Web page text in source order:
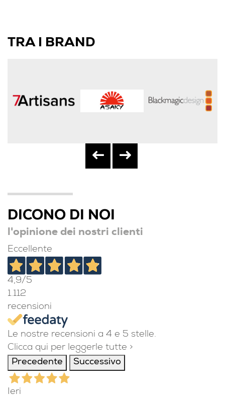
TRA I BRAND
DICONO DI NOI
l'opinione dei nostri clienti
Eccellente
4,9/5
1.112
recensioni
Le nostre recensioni a 4 e 5 stelle.
Clicca qui per leggerle tutte >
Precedente
Successivo
Ieri